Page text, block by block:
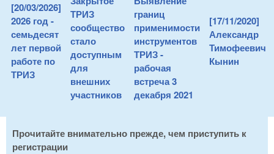
[20/03/2026]
2026 год -
семьдесят
лет первой
работе по
ТРИЗ
ТРИЗ
сообщество
стало
доступным
для
внешних
участников
границ
применимости
инструментов
ТРИЗ -
рабочая
встреча 3
декабря 2021
[17/11/2020]
Александр
Тимофеевич
Кынин
Прочитайте внимательно прежде, чем приступить к
регистрации